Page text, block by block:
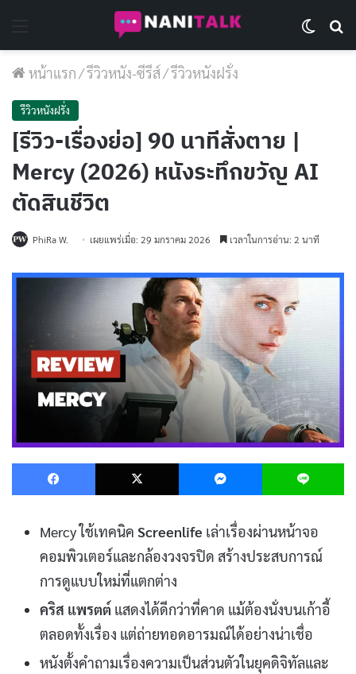
หน้าแรก/รีวิวหนัง-ซีรีส์/รีวิวหนังฝรั่ง
รีวิวหนังฝรั่ง
[รีวิว-เรื่องย่อ] 90 นาทีสั่งตาย |
Mercy (2026) หนังระทึกขวัญ AI
ตัดสินชีวิต
PhiRa W. เผยแพร่เมื่อ: 29 มกราคม 2026 เวลาในการอ่าน: 2 นาที
Facebook X Messenger
Mercy ใช้เทคนิค Screenlife เล่าเรื่องผ่านหน้าจอ
คอมพิวเตอร์และกล้องวงจรปิด สร้างประสบการณ์
การดูแบบใหม่ที่แตกต่าง
คริส แพรตต์ แสดงได้ดีกว่าที่คาด แม้ต้องนั่งบนเก้าอี้
ตลอดทั้งเรื่อง แต่ถ่ายทอดอารมณ์ได้อย่างน่าเชื่อ
หนังตั้งคำถามเรื่องความเป็นส่วนตัวในยุคดิจิทัลและ